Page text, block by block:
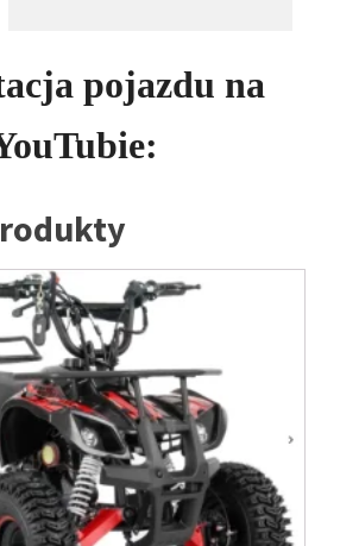
pojazdu na